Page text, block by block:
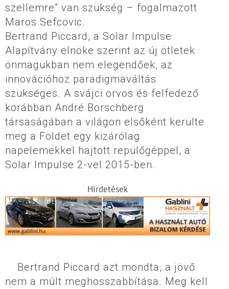
szellemre” van szükség – fogalmazott
Maros Sefcovic.
Bertrand Piccard, a Solar Impulse
Alapítvány elnöke szerint az új ötletek
önmagukban nem elegendőek, az
innovációhoz paradigmaváltás
szükséges. A svájci orvos és felfedező
korábban André Borschberg
társaságában a világon elsőként kerülte
meg a Földet egy kizárólag
napelemekkel hajtott repülőgéppel, a
Solar Impulse 2-vel 2015-ben.
Hirdetések
Bertrand Piccard azt mondta, a jövő
nem a múlt meghosszabbítása. Meg kell